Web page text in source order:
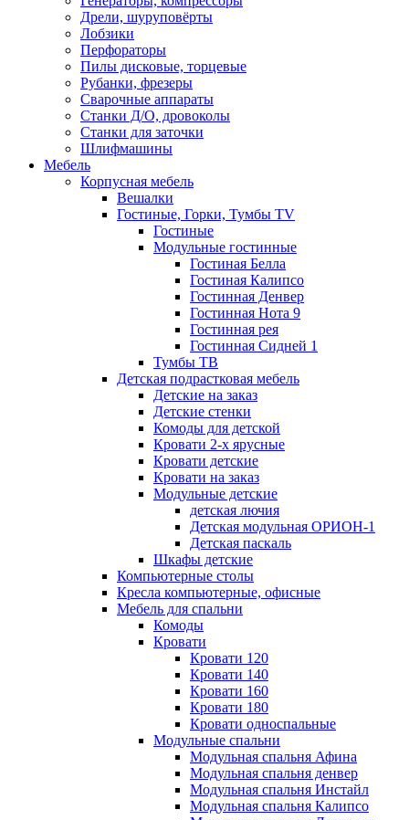
Дрели, шуруповёрты
Лобзики
Перфораторы
Пилы дисковые, торцевые
Рубанки, фрезеры
Сварочные аппараты
Станки Д/О, дровоколы
Станки для заточки
Шлифмашины
Мебель
Корпусная мебель
Вешалки
Гостиные, Горки, Тумбы TV
Гостиные
Модульные гостинные
Гостиная Белла
Гостиная Калипсо
Гостинная Денвер
Гостинная Нота 9
Гостинная рея
Гостинная Сидней 1
Тумбы ТВ
Детская подрастковая мебель
Детские на заказ
Детские стенки
Комоды для детской
Кровати 2-х ярусные
Кровати детские
Кровати на заказ
Модульные детские
детская лючия
Детская модульная ОРИОН-1
Детская паскаль
Шкафы детские
Компьютерные столы
Кресла компьютерные, офисные
Мебель для спальни
Комоды
Кровати
Кровати 120
Кровати 140
Кровати 160
Кровати 180
Кровати односпальные
Модульные спальни
Модульная спальня Афина
Модульная спальня денвер
Модульная спальня Инстайл
Модульная спальня Калипсо